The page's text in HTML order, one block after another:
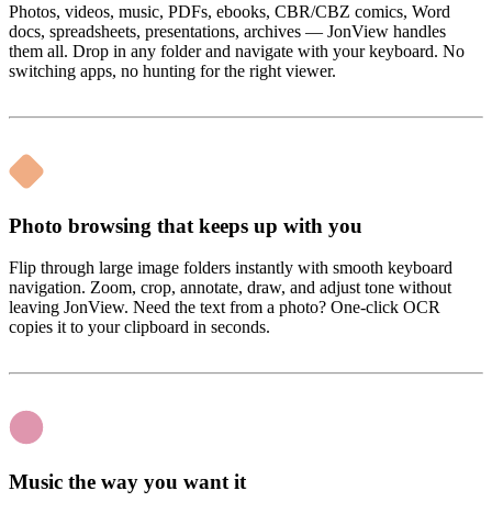
Photos, videos, music, PDFs, ebooks, CBR/CBZ comics, Word
docs, spreadsheets, presentations, archives — JonView handles
them all. Drop in any folder and navigate with your keyboard. No
switching apps, no hunting for the right viewer.
Photo browsing that keeps up with you
Flip through large image folders instantly with smooth keyboard
navigation. Zoom, crop, annotate, draw, and adjust tone without
leaving JonView. Need the text from a photo? One-click OCR
copies it to your clipboard in seconds.
Music the way you want it